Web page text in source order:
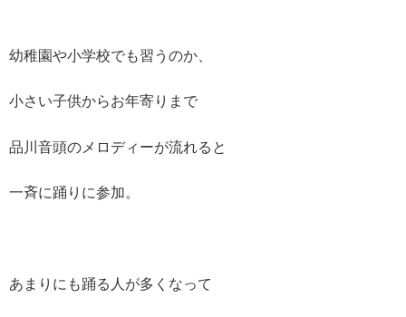
幼稚園や小学校でも習うのか、
小さい子供からお年寄りまで
品川音頭のメロディーが流れると
一斉に踊りに参加。
あまりにも踊る人が多くなって